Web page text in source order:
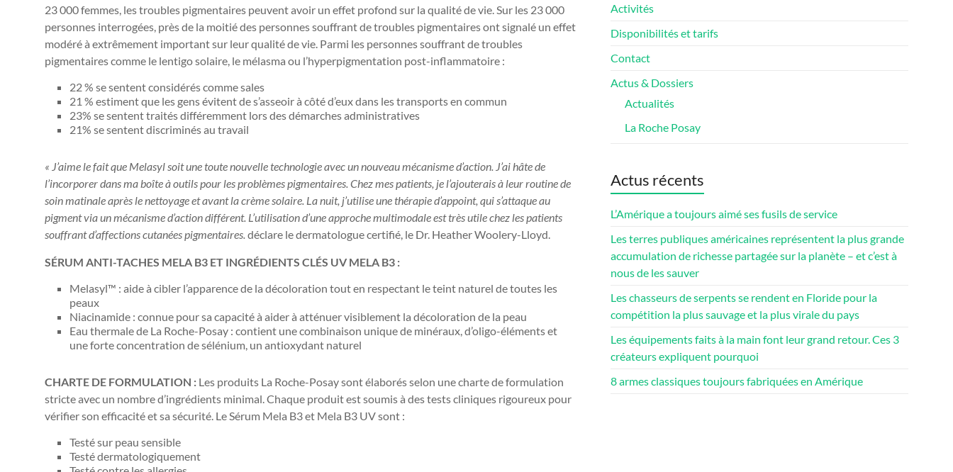
23 000 femmes, les troubles pigmentaires peuvent avoir un effet profond sur la qualité de vie. Sur les 23 000
personnes interrogées, près de la moitié des personnes souffrant de troubles pigmentaires ont signalé un effet
modéré à extrêmement important sur leur qualité de vie. Parmi les personnes souffrant de troubles
pigmentaires comme le lentigo solaire, le mélasma ou l’hyperpigmentation post-inflammatoire :
22 % se sentent considérés comme sales
21 % estiment que les gens évitent de s’asseoir à côté d’eux dans les transports en commun
23% se sentent traités différemment lors des démarches administratives
21% se sentent discriminés au travail
« J’aime le fait que Melasyl soit une toute nouvelle technologie avec un nouveau mécanisme d’action. J’ai hâte de
l’incorporer dans ma boîte à outils pour les problèmes pigmentaires. Chez mes patients, je l’ajouterais à leur routine de
soin matinale après le nettoyage et avant la crème solaire. La nuit, j’utilise une thérapie d’appoint, qui s’attaque au
pigment via un mécanisme d’action différent. L’utilisation d’une approche multimodale est très utile chez les patients
souffrant d’affections cutanées pigmentaires.déclare le dermatologue certifié, le Dr. Heather Woolery-Lloyd.
SÉRUM ANTI-TACHES MELA B3 ET INGRÉDIENTS CLÉS UV MELA B3 :
Melasyl™ : aide à cibler l’apparence de la décoloration tout en respectant le teint naturel de toutes les
peaux
Niacinamide : connue pour sa capacité à aider à atténuer visiblement la décoloration de la peau
Eau thermale de La Roche-Posay : contient une combinaison unique de minéraux, d’oligo-éléments et
une forte concentration de sélénium, un antioxydant naturel
CHARTE DE FORMULATION : Les produits La Roche-Posay sont élaborés selon une charte de formulation
stricte avec un nombre d’ingrédients minimal. Chaque produit est soumis à des tests cliniques rigoureux pour
vérifier son efficacité et sa sécurité. Le Sérum Mela B3 et Mela B3 UV sont :
Testé sur peau sensible
Testé dermatologiquement
Activités
Disponibilités et tarifs
Contact
Actus & Dossiers
Actualités
La Roche Posay
Actus récents
L’Amérique a toujours aimé ses fusils de service
Les terres publiques américaines représentent la plus grande
accumulation de richesse partagée sur la planète – et c’est à
nous de les sauver
Les chasseurs de serpents se rendent en Floride pour la
compétition la plus sauvage et la plus virale du pays
Les équipements faits à la main font leur grand retour. Ces 3
créateurs expliquent pourquoi
8 armes classiques toujours fabriquées en Amérique